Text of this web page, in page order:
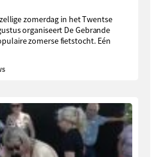
zomerdag in het Twentse
organiseert De Gebrande
zomerse fietstocht. Eén